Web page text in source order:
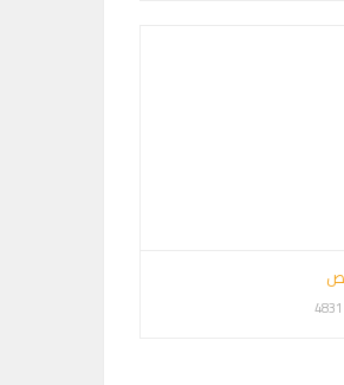
4831